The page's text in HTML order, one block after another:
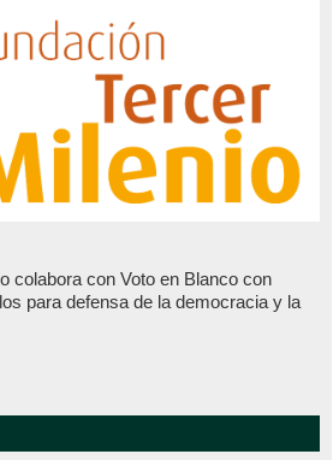
colabora con Voto en Blanco con
para defensa de la democracia y la